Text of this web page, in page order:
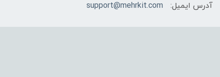
آدرس ایمیل:
support@mehrkit.com